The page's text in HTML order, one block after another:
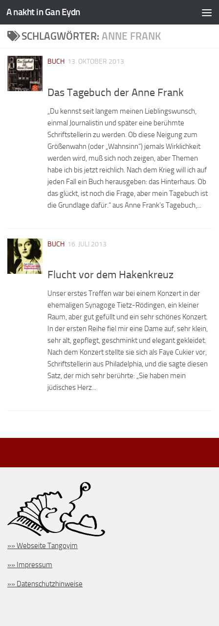
A nakht in Gan Eydn
SCHLAGWÖRTER: ANNE FRANK
BUCH 13. OKTOBER 2013
Das Tagebuch der Anne Frank
„Du kennst seit langem meinen Lieblingswunsch,
einmal Journalistin und später eine berühmte
Schriftstellerin zu werden. Ob diese Neigung zum
Größenwahn (oder „Wahnsinn“) jemals Wirklichkeit
werden wird, muß sich noch zeigen, aber Themen
habe ich bis jetzt reichlich. Nach dem Krieg will ich auf
jeden Fall ein Buch herausgeben: das Hinterhaus. Ob
das glückt, ist noch die Frage, aber mein Tagebuch ist
die Grundlage dafür.“ aus Anne Frank’s Tagebuch,...
BUCH 16. JULI 2013
Flucht vor dem Hakenkreuz
Unser erstes Treffen war bei einem Konzert in der
ehemaligen Synagoge Tietz-Rödingen, ein kleiner
Raum, aber gut gefüllt und ein sehr schönes Konzert.
In der ersten Reihe fiel mir eine Dame auf, sehr klein,
sehr alt, gepflegt, geschminkt und elegant gekleidet.
Nach dem Konzert stellte sie sich als Faye Cukier vor,
Schriftstellerin aus Philadelphia, und die sagte diesen
Satz, der mich sehr berührte: „Sie haben mein
jüdisches Herz...
»» Webseite Tangoyim
»» Impressum
»» Datenschutzhinweise